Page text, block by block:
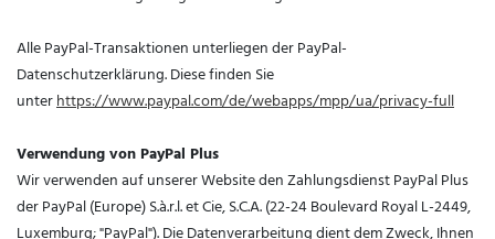
Alle PayPal-Transaktionen unterliegen der PayPal-
Datenschutzerklärung. Diese finden Sie
unterhttps://www.paypal.com/de/webapps/mpp/ua/privacy-full
Verwendung von PayPal Plus
Wir verwenden auf unserer Website den Zahlungsdienst PayPal Plus
der PayPal (Europe) S.à.r.l. et Cie, S.C.A. (22-24 Boulevard Royal L-2449,
Luxemburg; "PayPal"). Die Datenverarbeitung dient dem Zweck, Ihnen